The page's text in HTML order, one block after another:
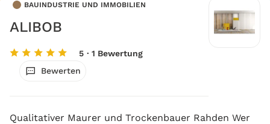
BAUINDUSTRIE UND IMMOBILIEN
ALIBOB
5 · 1 Bewertung
Bewerten
Qualitativer Maurer und Trockenbauer Rahden Wer